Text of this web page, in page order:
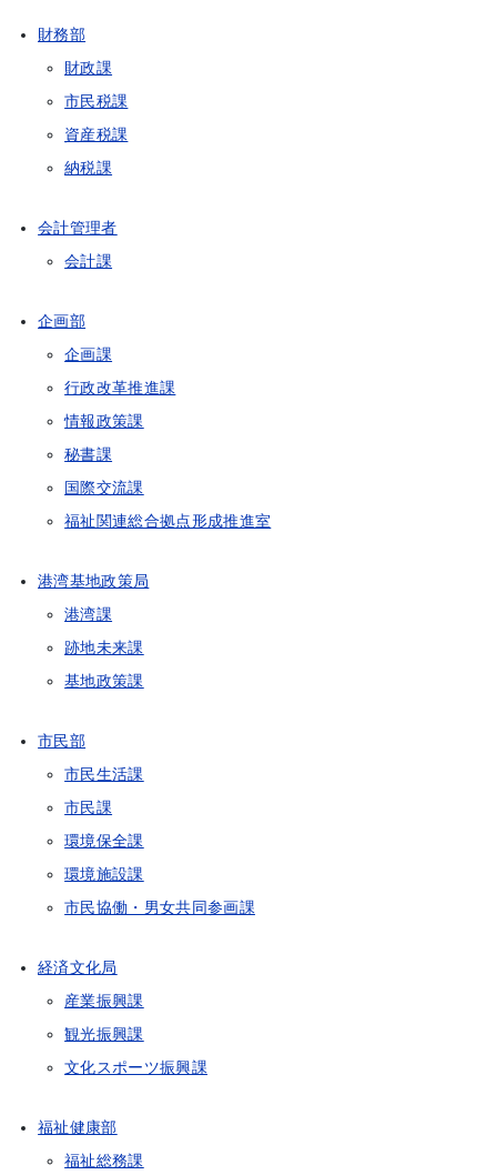
財務部
財政課
市民税課
資産税課
納税課
会計管理者
会計課
企画部
企画課
行政改革推進課
情報政策課
秘書課
国際交流課
福祉関連総合拠点形成推進室
港湾基地政策局
港湾課
跡地未来課
基地政策課
市民部
市民生活課
市民課
環境保全課
環境施設課
市民協働・男女共同参画課
経済文化局
産業振興課
観光振興課
文化スポーツ振興課
福祉健康部
福祉総務課